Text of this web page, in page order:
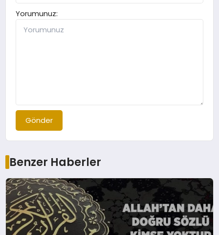
Yorumunuz:
Gönder
Benzer Haberler